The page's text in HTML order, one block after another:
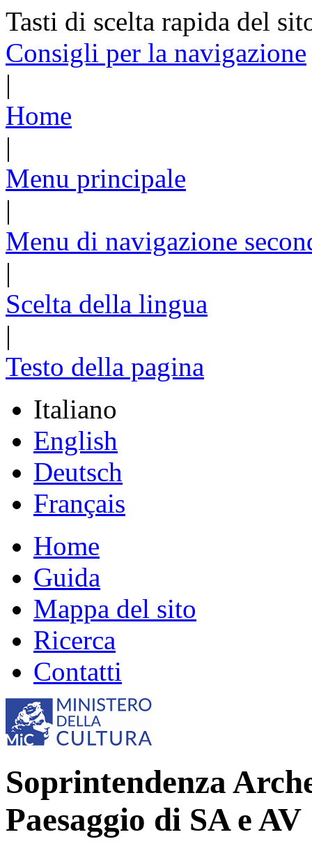
Tasti di scelta rapida del
Consigli per la navigazione
|
Home
|
Menu principale
|
Menu di navigazione
|
Scelta della lingua
|
Testo della pagina
Italiano
English
Deutsch
Français
Home
Guida
Mappa del sito
Ricerca
Contatti
Soprintendenza
Paesaggio di SA e AV